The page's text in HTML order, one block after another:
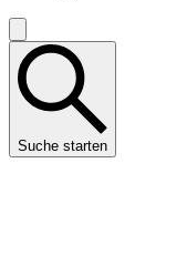
Suche starten